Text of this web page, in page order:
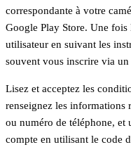
correspondante à votre
Google Play Store. Une
utilisateur en suivant les
souvent vous inscrire via
Lisez et acceptez les
renseignez les informations
ou numéro de téléphone, et
compte en utilisant le code